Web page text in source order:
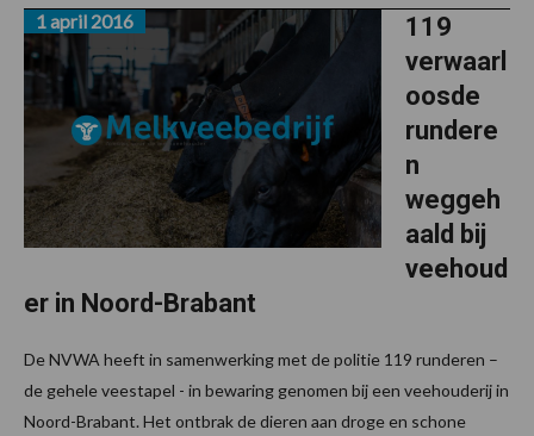
119
verwaarl
oosde
rundere
n
weggeh
aald bij
veehoud
er in Noord-Brabant
1 april 2016
De NVWA heeft in samenwerking met de politie 119 runderen –
de gehele veestapel - in bewaring genomen bij een veehouderij in
Noord-Brabant. Het ontbrak de dieren aan droge en schone